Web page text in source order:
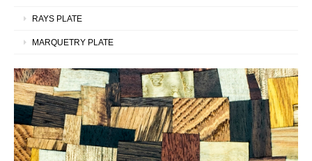
RAYS PLATE
MARQUETRY PLATE